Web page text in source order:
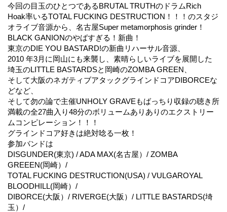
今回の目玉のひとつであるBRUTAL TRUTHのドラムRich
Hoak率いるTOTAL FUCKING DESTRUCTION！！！のスタジ
オライブ音源から、名古屋Super metamorphosis grinder！
BLACK GANIONのやばすぎる！新曲！
東京のDIE YOU BASTARD!の新曲リハーサル音源、
2010 年3月に岡山にも来襲し、素晴らしいライブを展開した
埼玉のLITTLE BASTARDSと岡崎のZOMBA GREEN、
そして大阪のネガティブアタックグラインドコアDIBORCEな
どなど、
そして勿の論で主催UNHOLY GRAVEもばっちり収録の聴き所
満載の全27曲入り48分のボリュームありありのエクストリー
ムコンピレーション！！！
グラインドコア好きは絶対唸る一枚！
参加バンドは
DISGUNDER(東京) / ADA MAX(名古屋）/ ZOMBA
GREEEN(岡崎）/
TOTAL FUCKING DESTRUCTION(USA) / VULGAROYAL
BLOODHILL(岡崎）/
DIBORCE(大阪）/ RIVERGE(大阪）/ LITTLE BASTARDS(埼
玉）/